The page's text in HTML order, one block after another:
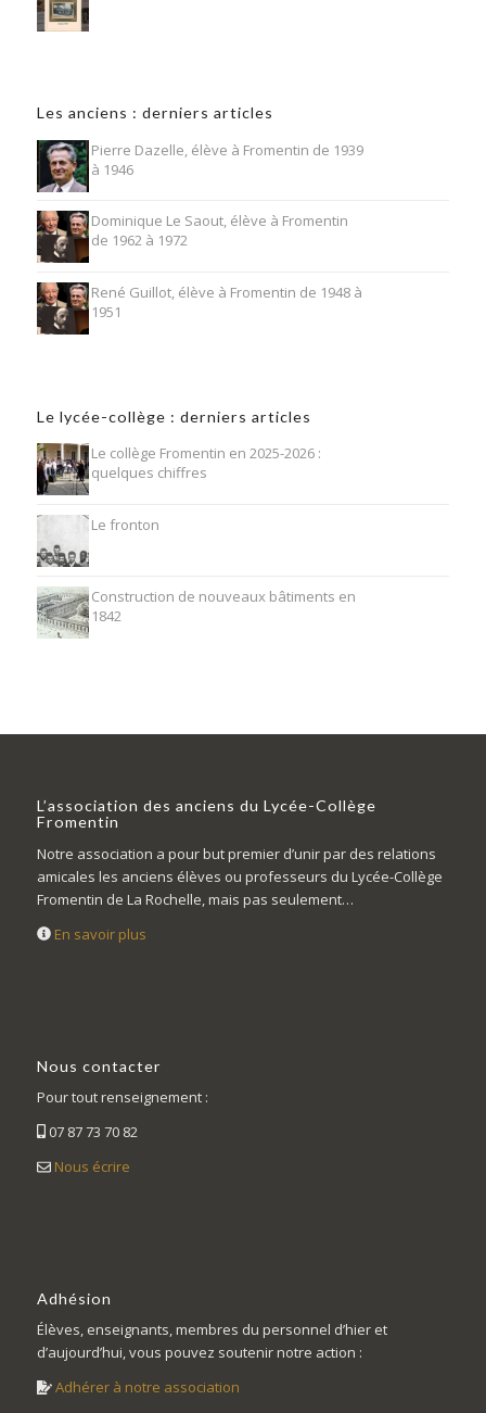
Les anciens : derniers articles
Pierre Dazelle, élève à Fromentin de 1939
à 1946
Dominique Le Saout, élève à Fromentin
de 1962 à 1972
René Guillot, élève à Fromentin de 1948 à
1951
Le lycée-collège : derniers articles
Le collège Fromentin en 2025-2026 :
quelques chiffres
Le fronton
Construction de nouveaux bâtiments en
1842
L’association des anciens du Lycée-Collège
Fromentin
Notre association a pour but premier d’unir par des relations
amicales les anciens élèves ou professeurs du Lycée-Collège
Fromentin de La Rochelle, mais pas seulement…
En savoir plus
Nous contacter
Pour tout renseignement :
07 87 73 70 82
Nous écrire
Adhésion
Élèves, enseignants, membres du personnel d’hier et
d’aujourd’hui, vous pouvez soutenir notre action :
Adhérer à notre association